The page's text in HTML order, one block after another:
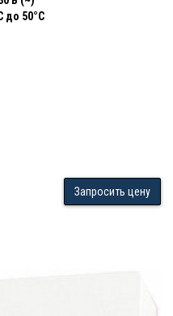
до 50°C
Запросить цену